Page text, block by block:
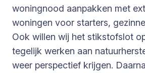
woningnood aanpakken met
woningen voor starters,
Ook willen wij het stikstofslot
tegelijk werken aan
weer perspectief krijgen.